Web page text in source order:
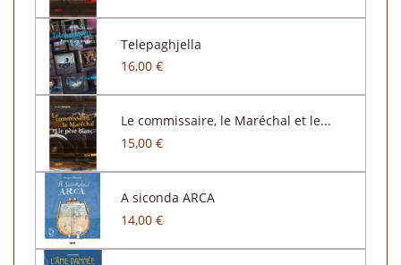
Telepaghjella
16,00 €
Le commissaire, le Maréchal et le...
15,00 €
A siconda ARCA
14,00 €